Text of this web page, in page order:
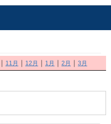
11月 12月 1月 2月 3月